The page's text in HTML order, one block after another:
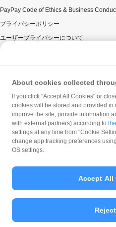
PayPay Code of Ethics & Business
プライバシーポリシー
ユーザープライバシーについて
ウェブサイト利用規約
反社会的勢力に対する方針
勧誘方針
マネロン等基本方針
カスタマーハラスメントに関する当社の考
© PayPay
About cookies collected
If you click "Accept All Cookies" or
cookies will be stored and provided
improve the site, provide information
with external partners) according to
settings at any time from "Cookie
change app tracking preferences
OS settings.
Accept All